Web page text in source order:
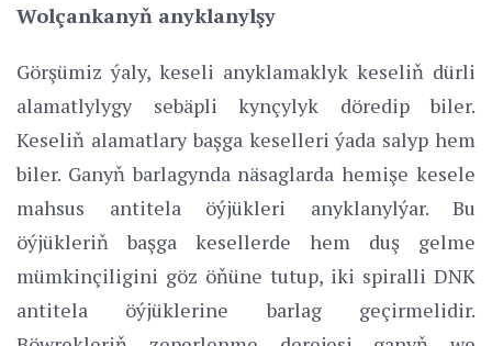
Wolçankanyň anyklanylşy
Görşümiz ýaly, keseli anyklamaklyk keseliň dürli
alamatlylygy sebäpli kynçylyk döredip biler.
Keseliň alamatlary başga keselleri ýada salyp hem
biler. Ganyň barlagynda näsaglarda hemişe kesele
mahsus antitela öýjükleri anyklanylýar. Bu
öýjükleriň başga kesellerde hem duş gelme
mümkinçiligini göz öňüne tutup, iki spiralli DNK
antitela öýjüklerine barlag geçirmelidir.